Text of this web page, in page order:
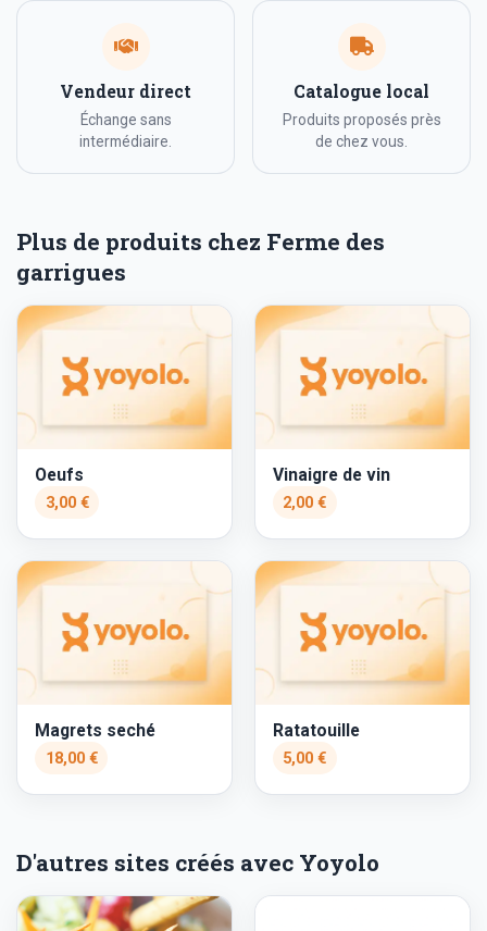
Vendeur direct
Échange sans
intermédiaire.
Catalogue local
Produits proposés près
de chez vous.
Plus de produits chez Ferme des
garrigues
Oeufs
3,00 €
Vinaigre de vin
2,00 €
Magrets seché
18,00 €
Ratatouille
5,00 €
D'autres sites créés avec Yoyolo